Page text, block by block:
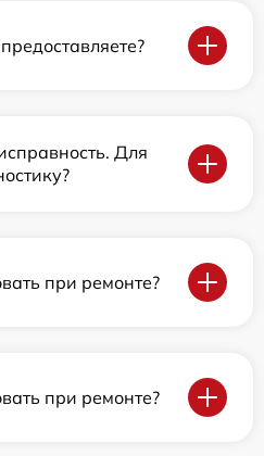
Для
при ремонте?
при ремонте?